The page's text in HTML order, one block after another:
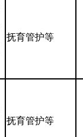
抚育管护等
抚育管护等